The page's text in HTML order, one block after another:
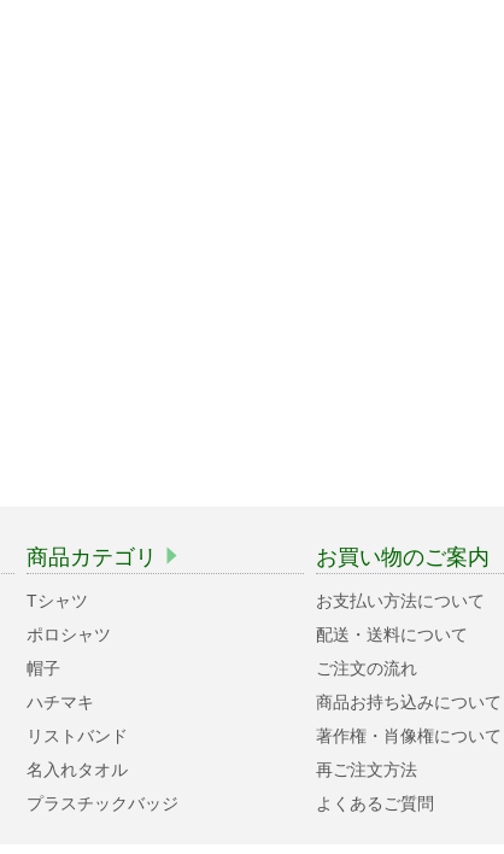
商品カテゴリ
Tシャツ
ポロシャツ
帽子
ハチマキ
リストバンド
名入れタオル
プラスチックバッジ
お買い物のご案内
お支払い方法について
配送・送料について
ご注文の流れ
商品お持ち込みについて
著作権・肖像権について
再ご注文方法
よくあるご質問